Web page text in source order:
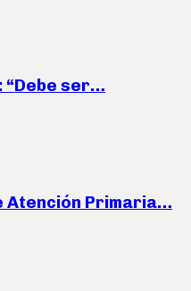
“Debe ser…
Atención Primaria…